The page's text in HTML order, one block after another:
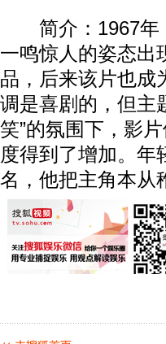
简介：1967年
一鸣惊人的姿态出
品，后来该片也成
调是喜剧的，但主
笑”的氛围下，影
度得到了增加。年
名，他把主角本从